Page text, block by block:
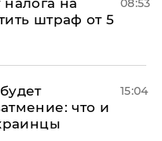
на
штраф от 5
08:53
что и
15:04